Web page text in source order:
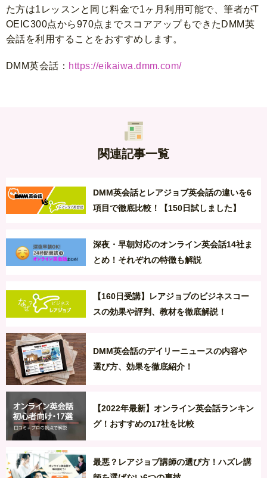
た方は1レッスンと同じ料金で1ヶ月利用可能で、筆者がT
OEIC300点から970点までスコアアップもできたDMM英
会話を利用することをおすすめします。
DMM英会話： https://eikaiwa.dmm.com/
関連記事一覧
DMM英会話とレアジョブ英会話の違いを6
項目で徹底比較！【150日試しました】
深夜・早朝対応のオンライン英会話14社ま
とめ！それぞれの特徴も解説
【160日受講】レアジョブのビジネスコー
スの効果や評判、教材を徹底解説！
DMM英会話のデイリーニュースの内容や
選び方、効果を徹底紹介！
【2022年最新】オンライン英会話ランキン
グ！おすすめの17社を比較
最悪？レアジョブ講師の選び方！ハズレ講